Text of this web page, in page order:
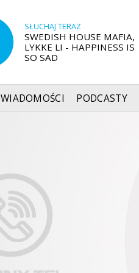
SŁUCHAJ TERAZ
SWEDISH HOUSE MAFIA,
LYKKE LI - HAPPINESS IS
SO SAD
WIADOMOŚCI PODCASTY